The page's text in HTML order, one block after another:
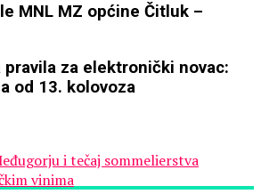
MNL MZ općine Čitluk –
pravila za elektronički novac:
od 13. kolovoza